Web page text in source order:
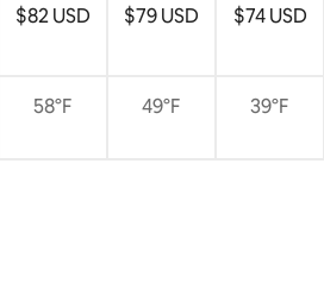
$82 USD $79 USD $74 USD
58°F 49°F 39°F